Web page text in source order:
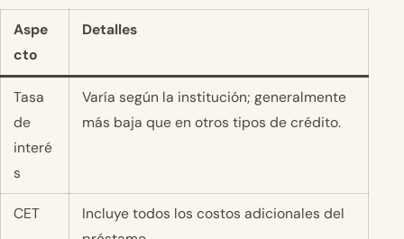
Aspe
cto
Detalles
Tasa
de
interé
s
Varía según la institución; generalmente
más baja que en otros tipos de crédito.
CET
Incluye todos los costos adicionales del